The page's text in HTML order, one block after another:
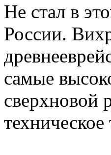
Не стал в
России.
самые
сверхновой
техническое